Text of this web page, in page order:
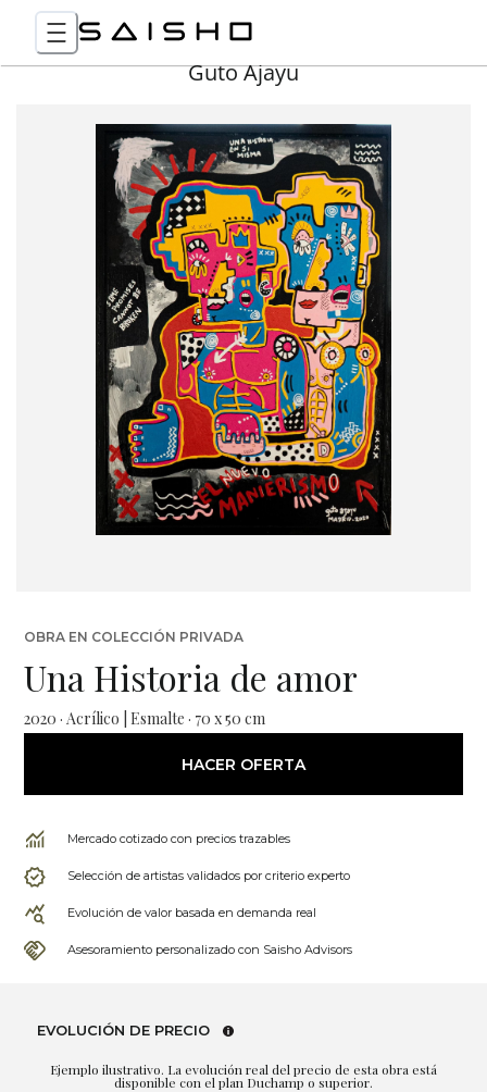
Guto Ajayu
OBRA EN COLECCIÓN PRIVADA
Una Historia de amor
2020 · Acrílico | Esmalte · 70 x 50 cm
HACER OFERTA
Mercado cotizado con precios trazables
Selección de artistas validados por criterio experto
Evolución de valor basada en demanda real
Asesoramiento personalizado con Saisho Advisors
EVOLUCIÓN DE PRECIO
Ejemplo ilustrativo. La evolución real del precio de esta obra está
disponible con el plan Duchamp o superior.